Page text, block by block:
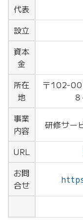
代表
設立
資本
金
所在
地
〒102-
事業
内容
研修サー
URL
お問
合せ